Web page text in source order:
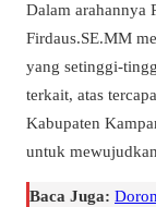
Dalam arahannya
Firdaus.SE.MM
yang setinggi-
terkait, atas
Kabupaten
untuk
Baca Juga: